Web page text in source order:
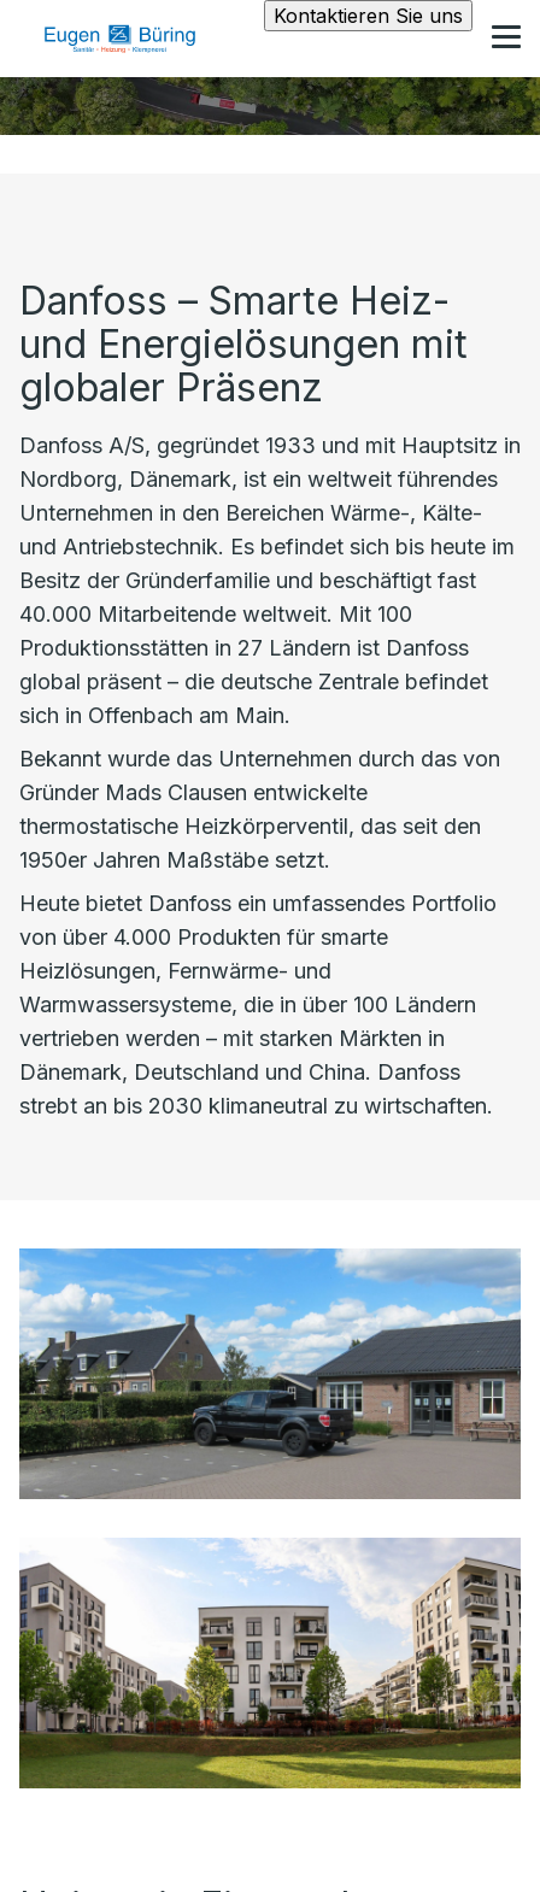
Kontaktieren Sie uns
Danfoss – Smarte Heiz-
und Energielösungen mit
globaler Präsenz
Danfoss A/S, gegründet 1933 und mit Hauptsitz in
Nordborg, Dänemark, ist ein weltweit führendes
Unternehmen in den Bereichen Wärme-, Kälte-
und Antriebstechnik. Es befindet sich bis heute im
Besitz der Gründerfamilie und beschäftigt fast
40.000 Mitarbeitende weltweit. Mit 100
Produktionsstätten in 27 Ländern ist Danfoss
global präsent – die deutsche Zentrale befindet
sich in Offenbach am Main.
Bekannt wurde das Unternehmen durch das von
Gründer Mads Clausen entwickelte
thermostatische Heizkörperventil, das seit den
1950er Jahren Maßstäbe setzt.
Heute bietet Danfoss ein umfassendes Portfolio
von über 4.000 Produkten für smarte
Heizlösungen, Fernwärme- und
Warmwassersysteme, die in über 100 Ländern
vertrieben werden – mit starken Märkten in
Dänemark, Deutschland und China. Danfoss
strebt an bis 2030 klimaneutral zu wirtschaften.